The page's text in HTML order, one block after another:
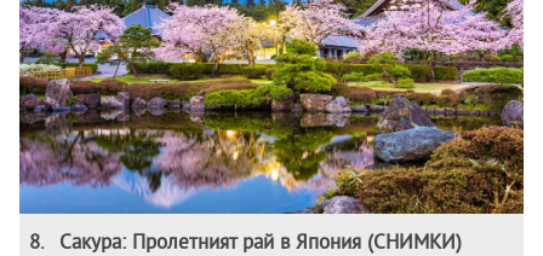
8. Сакура: Пролетният рай в Япония (СНИМКИ)